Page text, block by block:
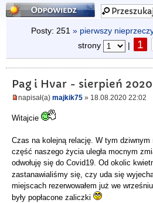
Odpowiedz
Posty: 251 » pierwszy
strony
| 1
Pag i Hvar - sierpień
napisał(a) majkik75 » 18.08.2020 22:02
Witajcie
Czas na kolejną relację. W tym
część naszego życia uległa mocnym
odwołuję się do Covid19. Od okolic
zastanawialiśmy się, czy uda się
miejscach rezerwowałem już we
były popłacone zaliczki